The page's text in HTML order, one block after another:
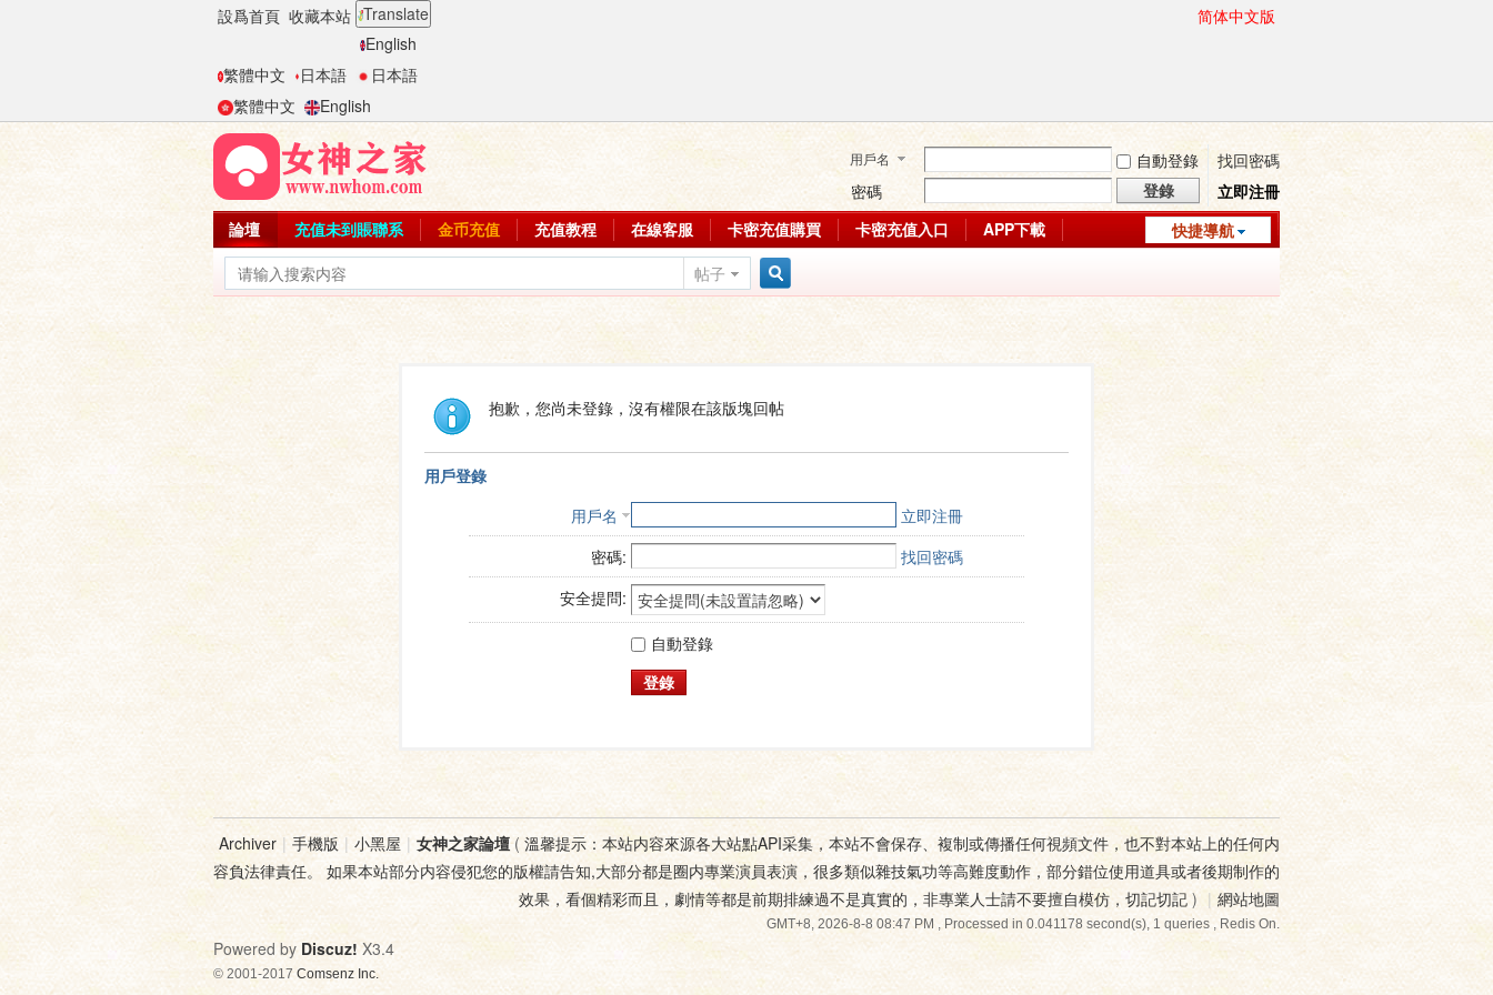
設爲首頁 收藏本站 Translate
English
繁體中文
日本語
日本語
繁體中文
English
简体中文版
用戶名 自動登錄
找回密碼
密碼
登錄
立即注冊
快捷導航
論壇 充值未到賬聯系 金币充值 充值教程 在線客服 卡密充值購買 卡密充值入口
APP下載
帖子
索
抱歉，您尚未登錄，沒有權限在該版塊回帖
用戶登錄
用戶名
立即注冊
密碼:
找回密碼
安全提問:
自動登錄
登錄
Archiver | 手機版 | 小黑屋 | 女神之家論壇( 溫馨提示：本站内容來源各大站點API采集，本站不會保存、複制或傳播任何視頻文件，也不對本站上的任何内
容負法律責任。 如果本站部分内容侵犯您的版權請告知,大部分都是圈内專業演員表演，很多類似雜技氣功等高難度動作，部分錯位使用道具或者後期制作的
效果，看個精彩而且，劇情等都是前期排練過不是真實的，非專業人士請不要擅自模仿，切記切記 ) | 網站地圖
GMT+8, 2026-8-8 08:47 PM , Processed in 0.041178 second(s), 1 queries , Redis On.
Powered by Discuz! X3.4
© 2001-2017 Comsenz Inc.